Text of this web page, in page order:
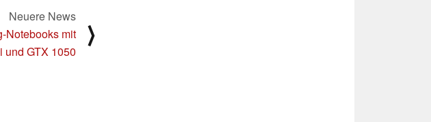
Neuere News
Notebooks mit
und GTX 1050
⟩